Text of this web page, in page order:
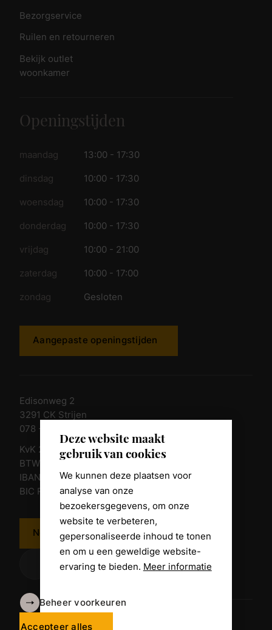
Deze website maakt
gebruik van cookies
We kunnen deze plaatsen voor
analyse van onze
bezoekersgegevens, om onze
website te verbeteren,
gepersonaliseerde inhoud te tonen
en om u een geweldige website-
ervaring te bieden. Meer informatie
Beheer voorkeuren
Accepteer alles
Bezorgservice
Ruilen en retourneren
Bekijk outlet
woonkamer
Openingstijden
maandag 13:00 - 17:30
dinsdag 10:00 - 17:30
woensdag 10:00 - 17:30
donderdag 10:00 - 17:30
vrijdag 10:00 - 21:00
zaterdag 10:00 - 17:00
zondag Gesloten
Aangepaste openingstijden
Edisonweg 2
3291 CK Strijen
078 - 674 84 85
KvK 23011135
BTW nr. NL 805098938.B.01
IBAN NL10 RABO 0361 8039 58
BIC RABONL2U
Neem contact op
Algemene voorwaarden